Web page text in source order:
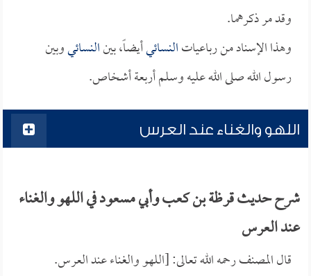
وقد مر ذكرهما.
وهذا الإسناد من رباعياتالنسائيأيضاً، بينالنسائيوبين
رسول الله صلى الله عليه وسلم أربعة أشخاص.
اللهو والغناء عند العرس
شرح حديث قرظة بن كعب وأبي مسعود في اللهو والغناء
عند العرس
قال المصنف رحمه الله تعالى: [اللهو والغناء عند العرس.